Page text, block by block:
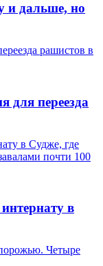
дальше, но
для переезда
в